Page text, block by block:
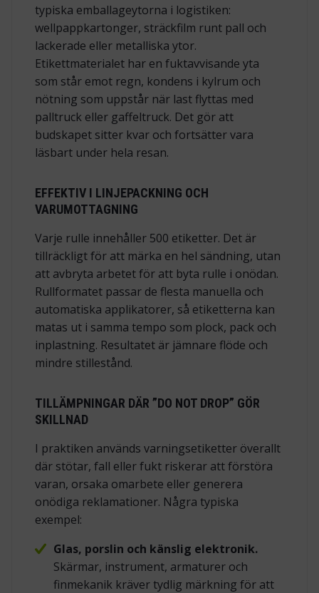
typiska emballageytorna i logistiken:
wellpappkartonger, sträckfilm runt pall och
lackerade eller metalliska ytor.
Etikettmaterialet har en fuktavvisande yta
som står emot regn, kondens i kylrum och
nötning som uppstår när last flyttas med
palltruck eller gaffeltruck. Det gör att
budskapet sitter kvar och fortsätter vara
läsbart under hela resan.
EFFEKTIV I LINJEPACKNING OCH
VARUMOTTAGNING
Varje rulle innehåller 500 etiketter. Det är
tillräckligt för att märka en hel sändning, utan
att avbryta arbetet för att byta rulle i onödan.
Rullformatet passar de flesta manuella och
automatiska applikatorer, så etiketterna kan
matas ut i samma tempo som plock, pack och
inplastning. Resultatet är jämnare flöde och
mindre stillestånd.
TILLÄMPNINGAR DÄR ”DO NOT DROP” GÖR
SKILLNAD
I praktiken används varningsetiketter överallt
där stötar, fall eller fukt riskerar att förstöra
varan, orsaka omarbete eller generera
onödiga reklamationer. Några typiska
exempel:
Glas, porslin och känslig elektronik.
Skärmar, instrument, armaturer och
finmekanik kräver tydlig märkning för att